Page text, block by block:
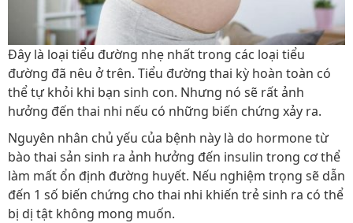
Đây là loại tiểu đường nhẹ nhất trong các loại tiểu
đường đã nêu ở trên. Tiểu đường thai kỳ hoàn toàn có
thể tự khỏi khi bạn sinh con. Nhưng nó sẽ rất ảnh
hưởng đến thai nhi nếu có những biến chứng xảy ra.
Nguyên nhân chủ yếu của bệnh này là do hormone từ
bào thai sản sinh ra ảnh hưởng đến insulin trong cơ thể
làm mất ổn định đường huyết. Nếu nghiệm trọng sẽ dẫn
đến 1 số biến chứng cho thai nhi khiến trẻ sinh ra có thể
bị dị tật không mong muốn.